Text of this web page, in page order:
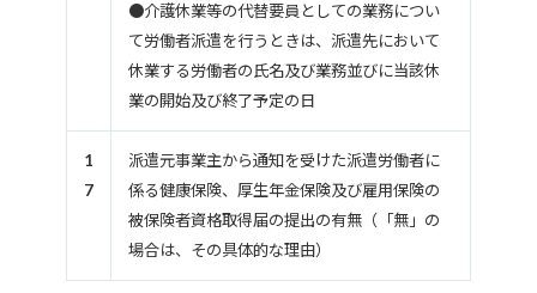
●介護休業等の代替要員としての業務につい
て労働者派遣を行うときは、派遣先において
休業する労働者の氏名及び業務並びに当該休
業の開始及び終了予定の日
1
7
派遣元事業主から通知を受けた派遣労働者に
係る健康保険、厚生年金保険及び雇用保険の
被保険者資格取得届の提出の有無（「無」の
場合は、その具体的な理由）